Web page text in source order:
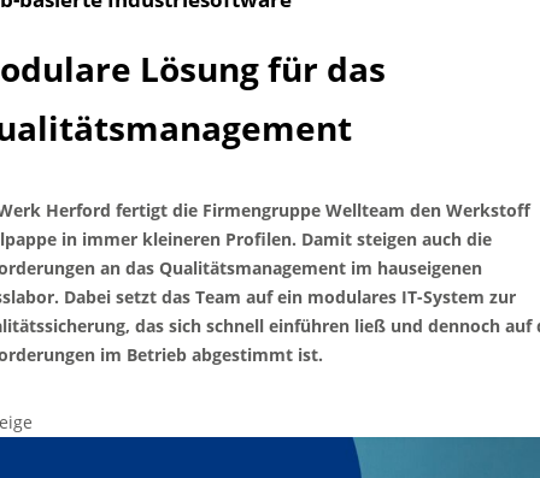
Lösung für das
Herford fertigt die Firmengruppe Wellteam den Werkstoff
in immer kleineren Profilen. Damit steigen auch die
an das Qualitätsmanagement im hauseigenen
Dabei setzt das Team auf ein modulares IT-System zur
das sich schnell einführen ließ und dennoch auf
im Betrieb abgestimmt ist.